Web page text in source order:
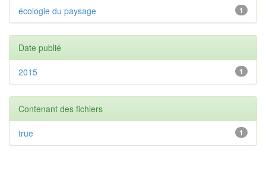
1
écologie du paysage
Date publié
1
2015
Contenant des fichiers
1
true